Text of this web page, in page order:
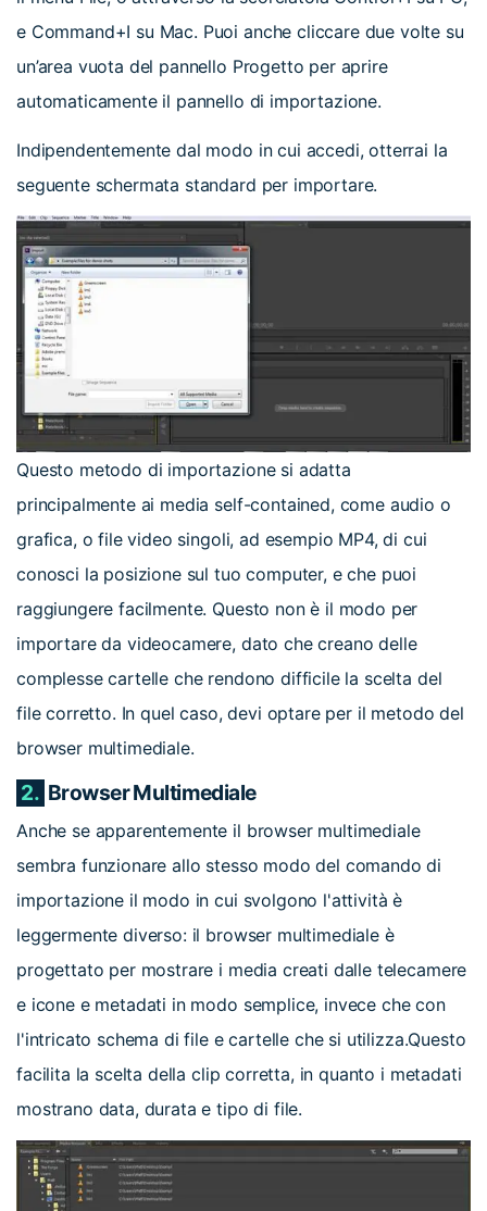
e Command+I su Mac. Puoi anche cliccare due volte su
un’area vuota del pannello Progetto per aprire
automaticamente il pannello di importazione.
Indipendentemente dal modo in cui accedi, otterrai la
seguente schermata standard per importare.
Questo metodo di importazione si adatta
principalmente ai media self-contained, come audio o
grafica, o file video singoli, ad esempio MP4, di cui
conosci la posizione sul tuo computer, e che puoi
raggiungere facilmente. Questo non è il modo per
importare da videocamere, dato che creano delle
complesse cartelle che rendono difficile la scelta del
file corretto. In quel caso, devi optare per il metodo del
browser multimediale.
2. Browser Multimediale
Anche se apparentemente il browser multimediale
sembra funzionare allo stesso modo del comando di
importazione il modo in cui svolgono l'attività è
leggermente diverso: il browser multimediale è
progettato per mostrare i media creati dalle telecamere
e icone e metadati in modo semplice, invece che con
l'intricato schema di file e cartelle che si utilizza.Questo
facilita la scelta della clip corretta, in quanto i metadati
mostrano data, durata e tipo di file.